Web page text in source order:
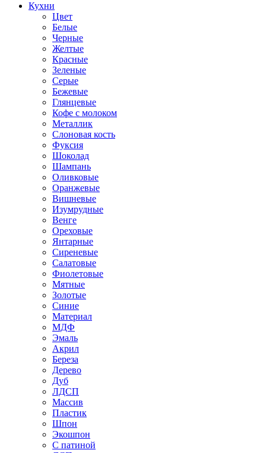
Кухни
Цвет
Белые
Черные
Желтые
Красные
Зеленые
Серые
Бежевые
Глянцевые
Кофе с молоком
Металлик
Слоновая кость
Фуксия
Шоколад
Шампань
Оливковые
Оранжевые
Вишневые
Изумрудные
Венге
Ореховые
Янтарные
Сиреневые
Салатовые
Фиолетовые
Мятные
Золотые
Синие
Материал
МДФ
Эмаль
Акрил
Береза
Дерево
Дуб
ЛДСП
Массив
Пластик
Шпон
Экошпон
С патиной